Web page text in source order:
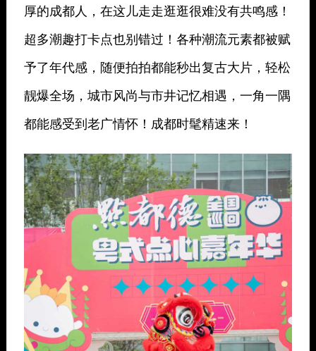
厚的成都人，在这儿走走逛逛很难没有共鸣感！
超多潮趣打卡点也别错过！各种潮流元素都被赋
予了年代感，随便拍拍都能秒出复古大片，轻松
靓爆全场，城市风尚与市井记忆相遇，一角一隅
都能感受到老广情怀！成都时髦精速来！